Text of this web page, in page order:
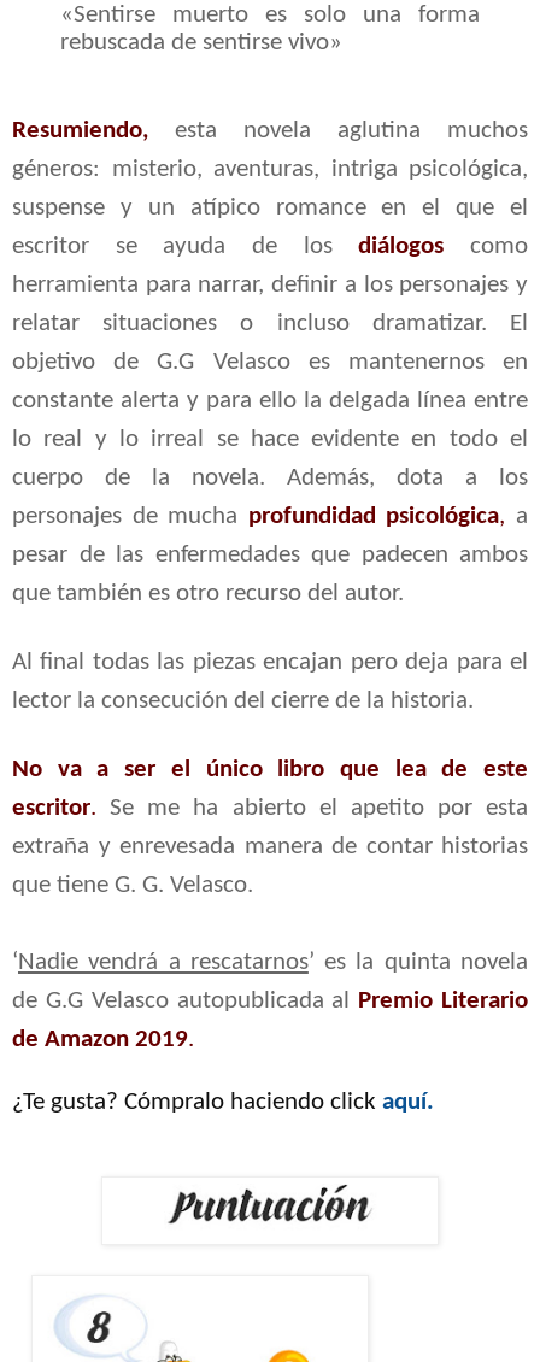
«Sentirse muerto es solo una forma
rebuscada de sentirse vivo»
Resumiendo,
esta novela aglutina muchos
géneros: misterio, aventuras, intriga psicológica,
suspense y un atípico romance en el que el
escritor se ayuda de losdiálogoscomo
herramienta para narrar, definir a los personajes y
relatar situaciones o incluso dramatizar. El
objetivo de G.G Velasco es mantenernos en
constante alerta y para ello la delgada línea entre
lo real y lo irreal se hace evidente en todo el
cuerpo de la novela. Además, dota a los
personajes de mucha profundidad psicológica, a
pesar de las enfermedades que padecen ambos
que también es otro recurso del autor.
Al final todas las piezas encajan pero deja para el
lector la consecución del cierre de la historia.
No va a ser el único libro que lea de este
escritor. Se me ha abierto el apetito por esta
extraña y enrevesada manera de contar historias
que tiene G. G. Velasco.
‘Nadie vendrá a rescatarnos’ es la quinta novela
de G.G Velasco autopublicada al Premio Literario
de Amazon 2019.
¿Te gusta? Cómpralo haciendo click aquí.